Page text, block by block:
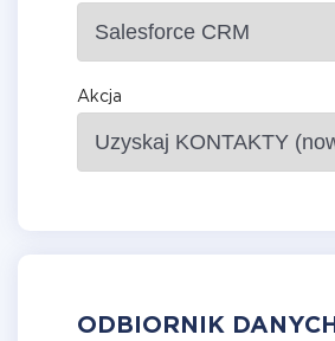
Akcja
ODBIORNIK DANYCH